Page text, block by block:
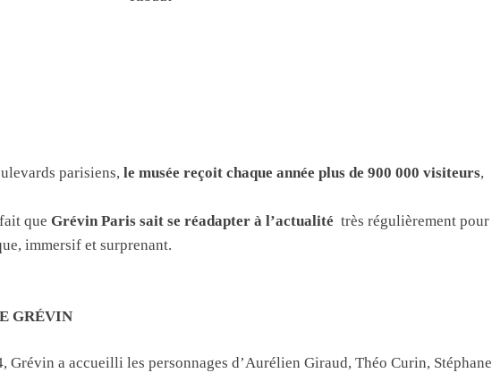
parisiens, le musée reçoit chaque année plus de 900 000 visiteurs,
que Grévin Paris sait se réadapter à l’actualité très régulièrement pour
immersif et surprenant.
GRÉVIN
Grévin a accueilli les personnages d’Aurélien Giraud, Théo Curin, Stéphane